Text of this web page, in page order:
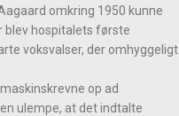
omkring 1950 kunne
blev hospitalets første
voksvalser, der omhyggeligt
op ad
ulempe, at det indtalte